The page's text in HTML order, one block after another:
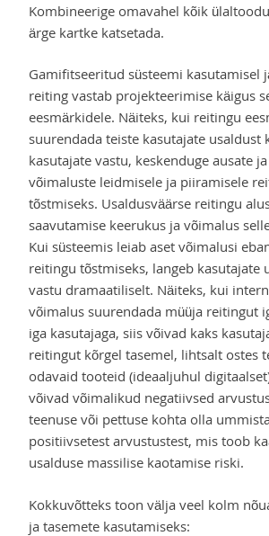
Kombineerige omavahel kõik
ärge kartke katsetada.
Gamifitseeritud süsteemi kasutamisel
reiting vastab projekteerimise käigus
eesmärkidele. Näiteks, kui reitingu
suurendada teiste kasutajate usaldust
kasutajate vastu, keskenduge ausate
võimaluste leidmisele ja piiramisele
tõstmiseks. Usaldusväärse reitingu
saavutamise keerukus ja võimalus
Kui süsteemis leiab aset võimalusi
reitingu tõstmiseks, langeb kasutajate
vastu dramaatiliselt. Näiteks, kui
võimalus suurendada müüja reitingut
iga kasutajaga, siis võivad kaks
reitingut kõrgel tasemel, lihtsalt ostes
odavaid tooteid (ideaaljuhul
võivad võimalikud negatiivsed
teenuse või pettuse kohta olla
positiivsetest arvustustest, mis toob
usalduse massilise kaotamise riski.
Kokkuvõtteks toon välja veel kolm
ja tasemete kasutamiseks: